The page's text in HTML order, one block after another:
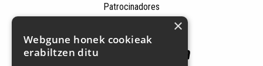
Patrocinadores
×
Webgune honek cookieak
erabiltzen ditu